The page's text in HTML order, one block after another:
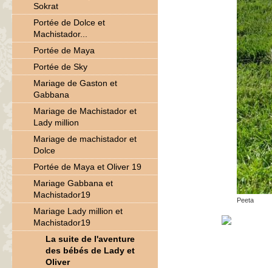
Peeta
Sokrat
Portée de Dolce et
Machistador...
Portée de Maya
Portée de Sky
Mariage de Gaston et
Gabbana
Mariage de Machistador et
Lady million
Mariage de machistador et
Dolce
Portée de Maya et Oliver 19
Mariage Gabbana et
Machistador19
Mariage Lady million et
Machistador19
La suite de l'aventure
des bébés de Lady et
Oliver